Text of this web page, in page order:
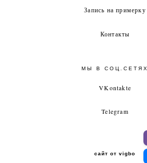
Запись на примерку
Контакты
МЫ В СОЦ.СЕТЯХ
VKontakte
Telegram
сайт от vigbo